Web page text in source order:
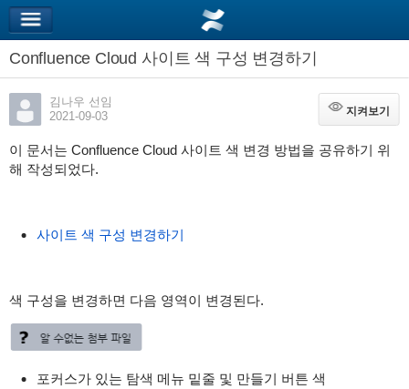
Confluence Cloud 사이트 색 구성 변경하기
김나우 선임
2021-09-03
지켜보기
지켜보기
이 문서는 Confluence Cloud 사이트 색 변경 방법을 공유하기 위
해 작성되었다.
사이트 색 구성 변경하기
색 구성을 변경하면 다음 영역이 변경된다.
포커스가 있는 탐색 메뉴 밑줄 및 만들기 버튼 색